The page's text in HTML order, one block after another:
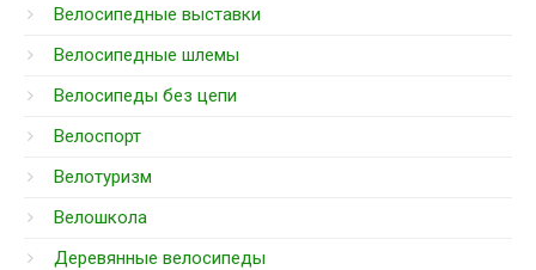
Велосипедные выставки
Велосипедные шлемы
Велосипеды без цепи
Велоспорт
Велотуризм
Велошкола
Деревянные велосипеды